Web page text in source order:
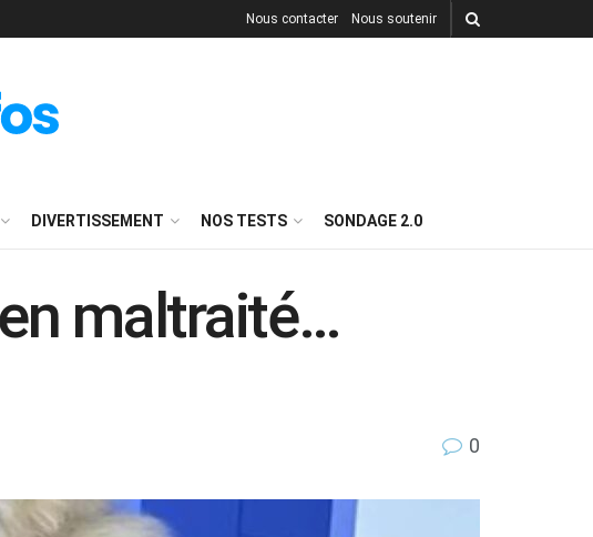
Nous contacter Nous soutenir
DIVERTISSEMENT NOS TESTS SONDAGE 2.0
maltraité…
0